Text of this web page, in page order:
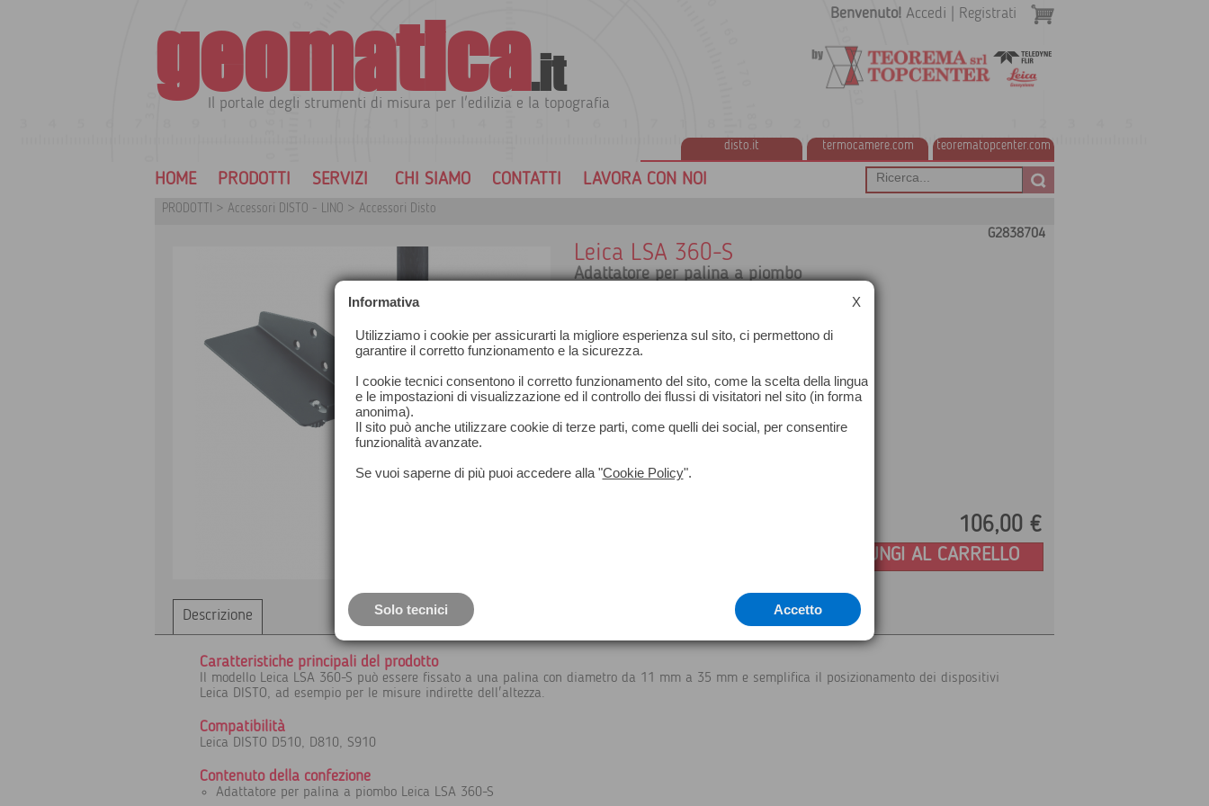
geomatica.it
Il portale degli strumenti di misura per l'edilizia e la topografia
disto.it termocamere.com teorematopcenter.com
Benvenuto! Accedi Registrati
HOME PRODOTTI SERVIZI CHI SIAMO CONTATTI LAVORA CON NOI
PRODOTTI > Accessori DISTO - LINO > Accessori Disto
G2838704
Leica LSA 360-S
Adattatore per palina a piombo
106,00 €
AGGIUNGI AL CARRELLO
Descrizione
Caratteristiche principali del prodotto
Il modello Leica LSA 360-S può essere fissato a una palina con diametro da 11 mm a 35 mm e semplifica il posizionamento dei dispositivi
Leica DISTO, ad esempio per le misure indirette dell'altezza.
Compatibilità
Leica DISTO D510, D810, S910
Contenuto della confezione
Adattatore per palina a piombo Leica LSA 360-S
Informativa X
Utilizziamo i cookie per assicurarti la migliore esperienza sul sito, ci permettono di
garantire il corretto funzionamento e la sicurezza.
I cookie tecnici consentono il corretto funzionamento del sito, come la scelta della lingua
e le impostazioni di visualizzazione ed il controllo dei flussi di visitatori nel sito (in forma
anonima).
Il sito può anche utilizzare cookie di terze parti, come quelli dei social, per consentire
funzionalità avanzate.
Se vuoi saperne di più puoi accedere alla "Cookie Policy".
Solo tecnici Accetto